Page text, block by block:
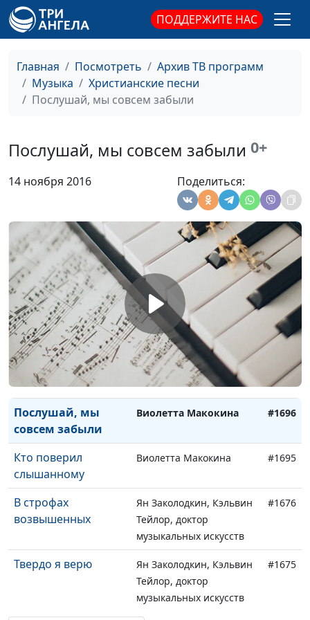
ПОДДЕРЖИТЕ НАС
Главная Посмотреть
Архив ТВ программ
Музыка
Христианские песни
Послушай, мы совсем забыли
Послушай, мы совсем забыли 0+
14 ноября 2016 Поделиться:
Звенела тишина
По стране иду
Там, там Виолетта Макокина
Тень креста Виолетта Макокина
Странник
Иду сквозь
Виолетта Макокина #1702
Под дождем идем Виолетта Макокина #1701
Пустыня Виолетта Макокина #1700
Баллада о правде Виолетта Макокина #1699
Я сижу в бедной
келье одна
Виолетта Макокина #1698
Спит ночной
Иерусалим
Виолетта Макокина #1697
Послушай, мы
совсем забыли
Виолетта Макокина #1696
Кто поверил
слышанному
Виолетта Макокина #1695
В строфах
возвышенных
Ян Заколодкин, Кэльвин
Тейлор, доктор
музыкальных искусств
#1676
Твердо я верю
Ян Заколодкин, Кэльвин
Тейлор, доктор
музыкальных искусств
#1675